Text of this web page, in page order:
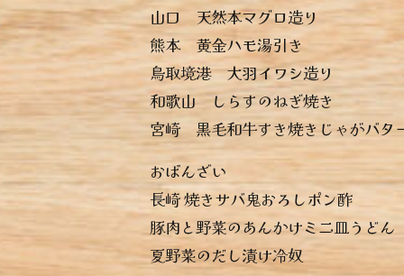
︎山口 天然本マグロ造り
︎熊本 黄金ハモ湯引き
︎鳥取境港 大羽イワシ造り
︎和歌山 しらすのねぎ焼き
宮崎 黒毛和牛すき焼きじゃがバタ
おばんざい
︎長崎 焼きサバ鬼おろしポン酢
︎豚肉と野菜のあんかけミニ皿うどん
︎夏野菜のだし漬け冷奴